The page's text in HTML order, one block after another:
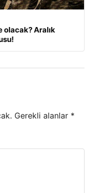
olacak? Aralık
Gerekli alanlar *